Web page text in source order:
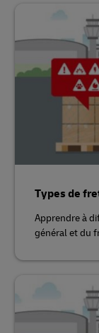
Types de
Apprendre à
général et du